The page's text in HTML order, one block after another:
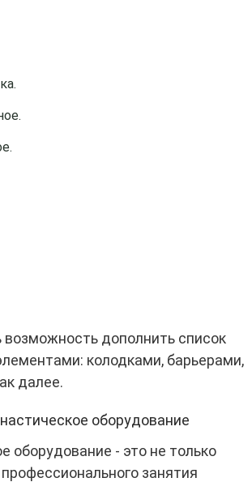
возможность дополнить список
колодками, барьерами,
далее.
оборудование
оборудование - это не только
занятия